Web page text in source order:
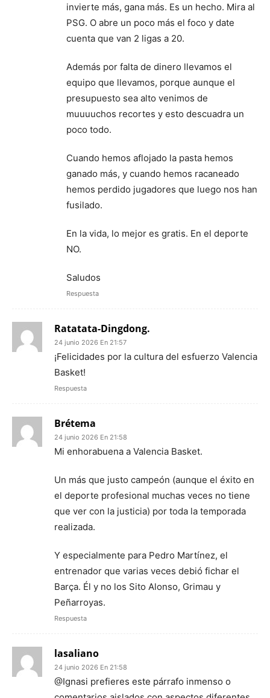
invierte más, gana más. Es un hecho. Mira al
PSG. O abre un poco más el foco y date
cuenta que van 2 ligas a 20.
Además por falta de dinero llevamos el
equipo que llevamos, porque aunque el
presupuesto sea alto venimos de
muuuuchos recortes y esto descuadra un
poco todo.
Cuando hemos aflojado la pasta hemos
ganado más, y cuando hemos racaneado
hemos perdido jugadores que luego nos han
fusilado.
En la vida, lo mejor es gratis. En el deporte
NO.
Saludos
Respuesta
Ratatata-Dingdong.
24 junio 2026 En 21:57
¡Felicidades por la cultura del esfuerzo Valencia
Basket!
Respuesta
Brétema
24 junio 2026 En 21:58
Mi enhorabuena a Valencia Basket.
Un más que justo campeón (aunque el éxito en
el deporte profesional muchas veces no tiene
que ver con la justicia) por toda la temporada
realizada.
Y especialmente para Pedro Martínez, el
entrenador que varias veces debió fichar el
Barça. Él y no los Sito Alonso, Grimau y
Peñarroyas.
Respuesta
lasaliano
24 junio 2026 En 21:58
@Ignasi prefieres este párrafo inmenso o